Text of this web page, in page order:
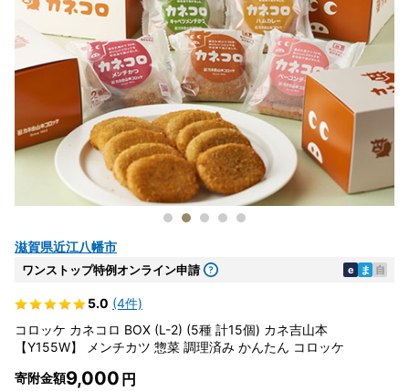
滋賀県近江八幡市
ワンストップ特例オンライン申請 e ま 自
5.0 (4件)
コロッケ カネコロ BOX (L-2) (5種 計15個) カネ吉山本
【Y155W】 メンチカツ 惣菜 調理済み かんたん コロッケ
寄附金額9,000